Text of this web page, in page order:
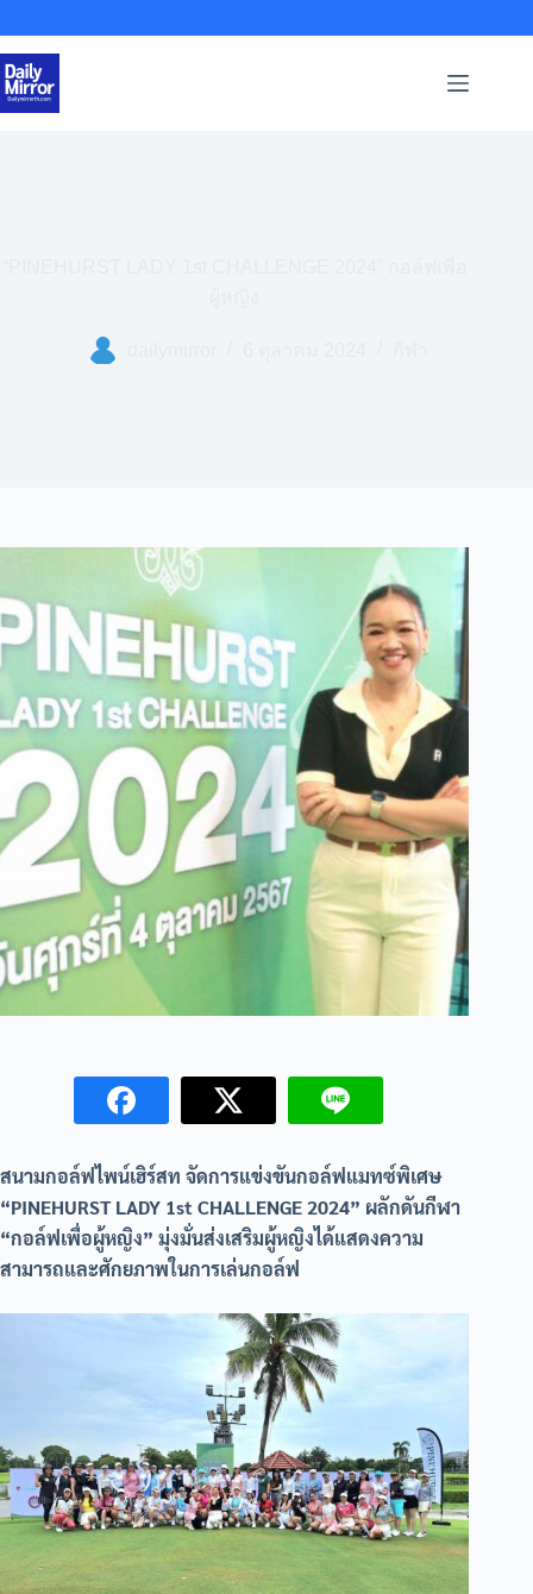
content
สนามกอล์ฟไพน์เฮิร์สท จัดการแข่งขันกอล์ฟแมทซ์พิเศษ
“PINEHURST LADY 1st CHALLENGE 2024” ผลักดันกีฬา
“กอล์ฟเพื่อผู้หญิง” มุ่งมั่นส่งเสริมผู้หญิงได้แสดงความ
สามารถและศักยภาพในการเล่นกอล์ฟ